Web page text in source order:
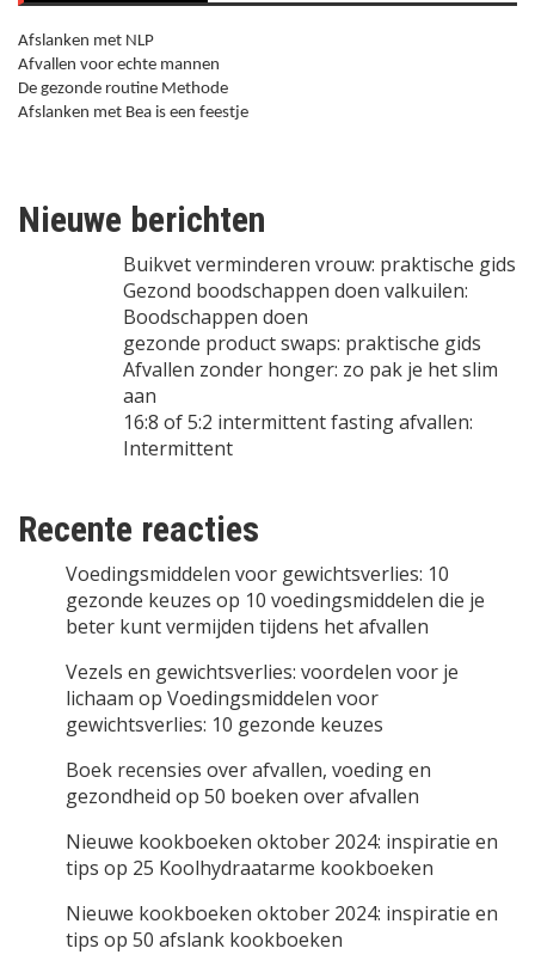
Afslanken met NLP
Afvallen voor echte mannen
De gezonde routine Methode
Afslanken met Bea is een feestje
Nieuwe berichten
Buikvet verminderen vrouw: praktische gids
Gezond boodschappen doen valkuilen:
Boodschappen doen
gezonde product swaps: praktische gids
Afvallen zonder honger: zo pak je het slim
aan
16:8 of 5:2 intermittent fasting afvallen:
Intermittent
Recente reacties
Voedingsmiddelen voor gewichtsverlies: 10
gezonde keuzes op 10 voedingsmiddelen die je
beter kunt vermijden tijdens het afvallen
Vezels en gewichtsverlies: voordelen voor je
lichaam op Voedingsmiddelen voor
gewichtsverlies: 10 gezonde keuzes
Boek recensies over afvallen, voeding en
gezondheid op 50 boeken over afvallen
Nieuwe kookboeken oktober 2024: inspiratie en
tips op 25 Koolhydraatarme kookboeken
Nieuwe kookboeken oktober 2024: inspiratie en
tips op 50 afslank kookboeken